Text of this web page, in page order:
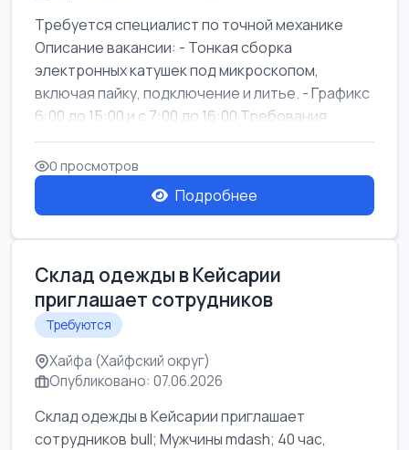
Требуется специалист по точной механике
Описание вакансии: - Тонкая сборка
электронных катушек под микроскопом,
включая пайку, подключение и литье. - Графикс
6:00 до 15:00 и с 7:00 до 16:00 Требования...
0 просмотров
Подробнее
Склад одежды в Кейсарии
приглашает сотрудников
Требуются
Хайфа (Хайфский округ)
Опубликовано: 07.06.2026
Склад одежды в Кейсарии приглашает
сотрудников bull; Мужчины mdash; 40 час,